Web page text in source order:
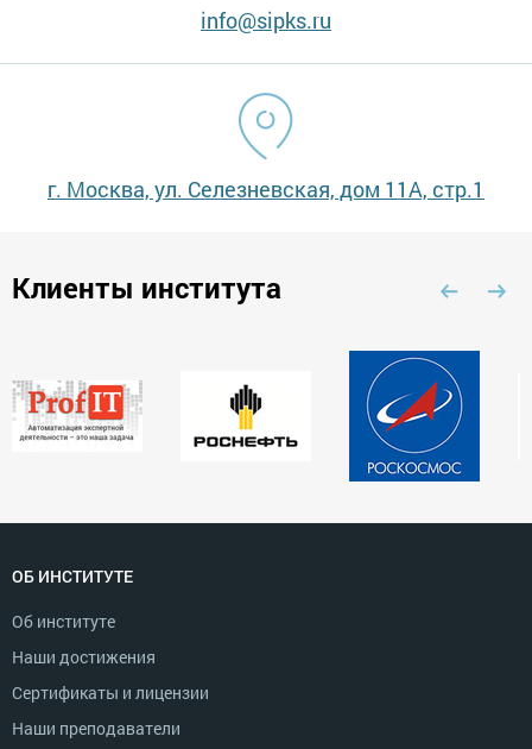
info@sipks.ru
г. Москва, ул. Селезневская, дом 11А, стр.1
Клиенты института
ОБ ИНСТИТУТЕ
Об институте
Наши достижения
Сертификаты и лицензии
Наши преподаватели